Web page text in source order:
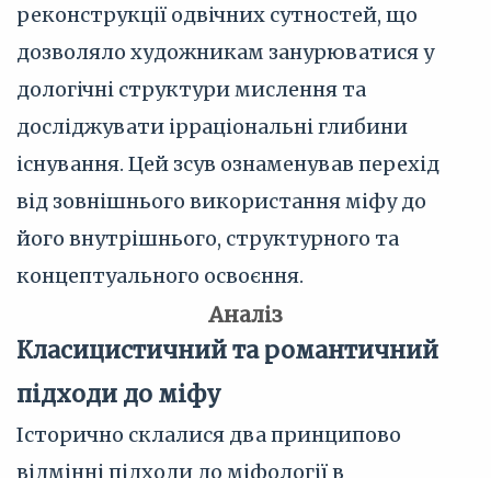
реконструкції одвічних сутностей, що
дозволяло художникам занурюватися у
дологічні структури мислення та
досліджувати ірраціональні глибини
існування. Цей зсув ознаменував перехід
від зовнішнього використання міфу до
його внутрішнього, структурного та
концептуального освоєння.
Аналіз
Класицистичний та романтичний
підходи до міфу
Історично склалися два принципово
відмінні підходи до міфології в